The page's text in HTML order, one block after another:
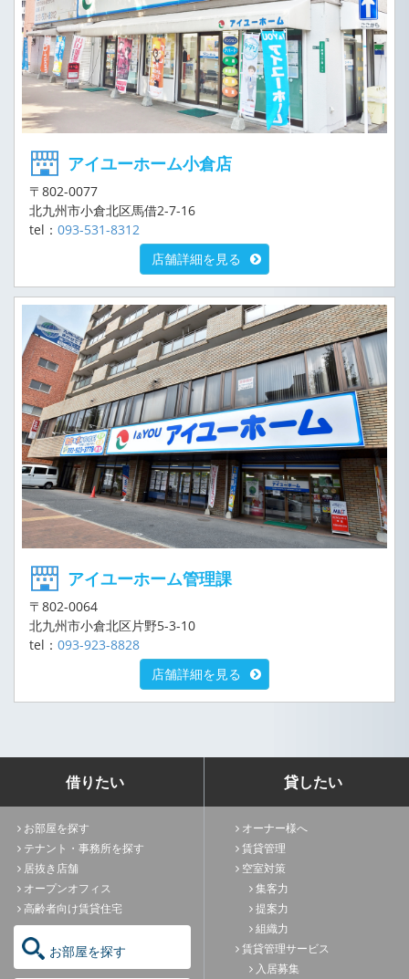
アイユーホーム小倉店
〒802-0077
北九州市小倉北区馬借2-7-16
tel： 093-531-8312
店舗詳細を見る
アイユーホーム管理課
〒802-0064
北九州市小倉北区片野5-3-10
tel： 093-923-8828
店舗詳細を見る
借りたい
お部屋を探す
テナント・事務所を探す
居抜き店舗
オープンオフィス
高齢者向け賃貸住宅
お部屋を探す
貸したい
オーナー様へ
賃貸管理
空室対策
集客力
提案力
組織力
賃貸管理サービス
入居募集